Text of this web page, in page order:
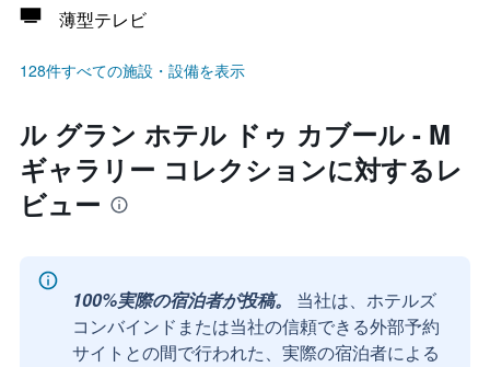
薄型テレビ
128件すべての施設・設備を表示
ル グラン ホテル ドゥ カブール - M
ギャラリー コレクションに対するレ
ビュー
100%実際の宿泊者が投稿。
当社は、ホテルズ
コンバインドまたは当社の信頼できる外部予約
サイトとの間で行われた、実際の宿泊者による